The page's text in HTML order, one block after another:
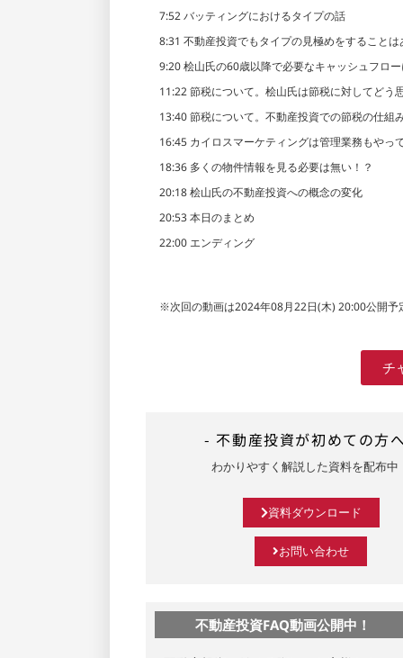
7:52 バッティングにおけるタイプの話
8:31 不動産投資でもタイプの見極めをすることは
9:20 桧山氏の60歳以降で必要なキャッシュフロ
11:22 節税について。桧山氏は節税に対してどう
13:40 節税について。不動産投資での節税の仕組
16:45 カイロスマーケティングは管理業務もやっ
18:36 多くの物件情報を見る必要は無い！？
20:18 桧山氏の不動産投資への概念の変化
20:53 本日のまとめ
22:00 エンディング
※次回の動画は2024年08月22日(木) 20:00公開予
チ
- 不動産投資が初めての方
わかりやすく解説した資料を配布中
資料ダウンロード
お問い合わせ
不動産投資FAQ動画公開中！